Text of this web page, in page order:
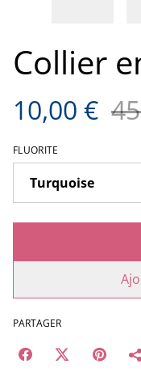
Collier
10,00 €
FLUORITE
PARTAGER